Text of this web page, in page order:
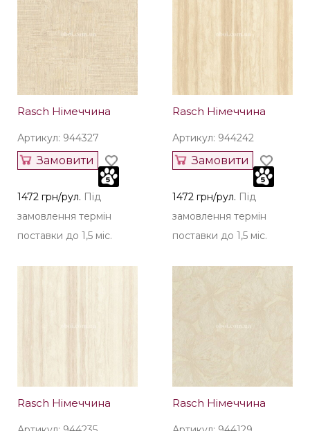
Rasch Німеччина
Артикул: 944327
Замовити
1472 грн/рул. Під
замовлення термін
поставки до 1,5 міс.
Rasch Німеччина
Артикул: 944242
Замовити
1472 грн/рул. Під
замовлення термін
поставки до 1,5 міс.
Rasch Німеччина Rasch Німеччина